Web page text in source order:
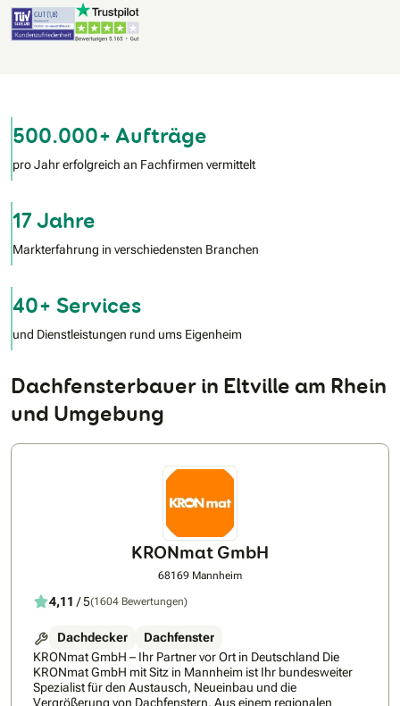
500.000+ Aufträge
pro Jahr erfolgreich an Fachfirmen vermittelt
17 Jahre
Markterfahrung in verschiedensten Branchen
40+ Services
und Dienstleistungen rund ums Eigenheim
Dachfensterbauer in Eltville am Rhein
und Umgebung
KRONmat GmbH
68169 Mannheim
4,11 / 5(1604 Bewertungen)
Dachdecker
Dachfenster
KRONmat GmbH – Ihr Partner vor Ort in Deutschland Die
KRONmat GmbH mit Sitz in Mannheim ist Ihr bundesweiter
Spezialist für den Austausch, Neueinbau und die
Vergrößerung von Dachfenstern. Aus einem regionalen